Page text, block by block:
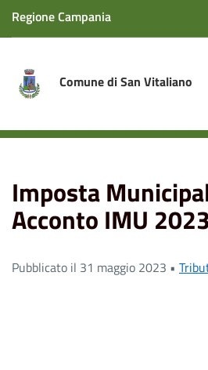
Regione Campania
Comune di San Vitaliano
IMU 2023
Imposta
Acconto IMU 2023
Pubblicato il 31 maggio 2023 •